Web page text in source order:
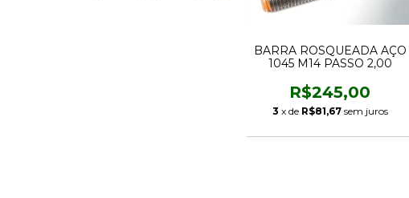
BARRA ROSQUEADA AÇO
1045 M14 PASSO 2,00
R$245,00
3 x de R$81,67 sem juros